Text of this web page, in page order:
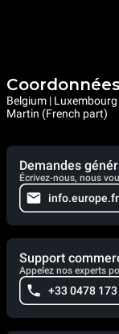
Belgium |
Martin (French part)
Demandes
Écrivez-nous, nous
Support
Appelez nos experts
+33 0478 173